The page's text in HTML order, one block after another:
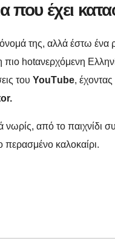
που έχει
της, αλλά έστω ένα
πιο hotανερχόμενη
του YouΤube,
από το παιχνίδι
περασμένο καλοκαίρι.